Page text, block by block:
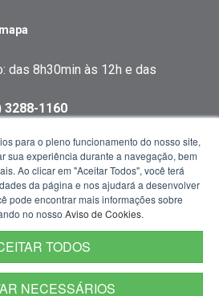
mapa
das 8h30min às 12h e das
3288-1160
para o pleno funcionamento do nosso site,
sua experiência durante a navegação, bem
Ao clicar em "Aceitar Todos", você terá
da página e nos ajudará a desenvolver
pode encontrar mais informações sobre
no nosso Aviso de Cookies.
TODOS
NECESSÁRIOS